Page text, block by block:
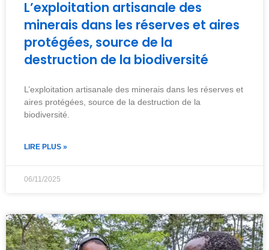
L’exploitation artisanale des
minerais dans les réserves et aires
protégées, source de la
destruction de la biodiversité
L’exploitation artisanale des minerais dans les réserves et
aires protégées, source de la destruction de la
biodiversité.
LIRE PLUS »
06/11/2025